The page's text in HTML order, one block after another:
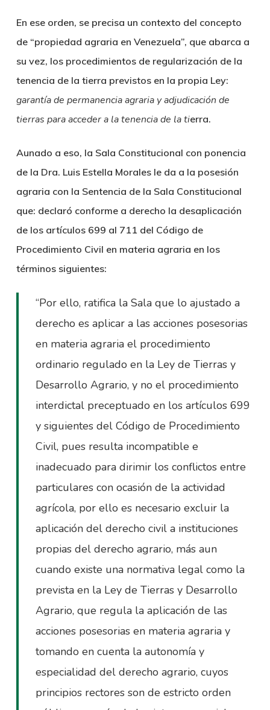
En ese orden, se precisa un contexto del concepto
de “propiedad agraria en Venezuela”, que abarca a
su vez, los procedimientos de regularización de la
tenencia de la tierra previstos en la propia Ley:
garantía de permanencia agraria y adjudicación de
tierras para acceder a la tenencia de la tierra.
Aunado a eso, la Sala Constitucional con ponencia
de la Dra. Luis Estella Morales le da a la posesión
agraria con la Sentencia de la Sala Constitucional
que: declaró conforme a derecho la desaplicación
de los artículos 699 al 711 del Código de
Procedimiento Civil en materia agraria en los
términos siguientes:
“Por ello, ratifica la Sala que lo ajustado a
derecho es aplicar a las acciones posesorias
en materia agraria el procedimiento
ordinario regulado en la Ley de Tierras y
Desarrollo Agrario, y no el procedimiento
interdictal preceptuado en los artículos 699
y siguientes del Código de Procedimiento
Civil, pues resulta incompatible e
inadecuado para dirimir los conflictos entre
particulares con ocasión de la actividad
agrícola, por ello es necesario excluir la
aplicación del derecho civil a instituciones
propias del derecho agrario, más aun
cuando existe una normativa legal como la
prevista en la Ley de Tierras y Desarrollo
Agrario, que regula la aplicación de las
acciones posesorias en materia agraria y
tomando en cuenta la autonomía y
especialidad del derecho agrario, cuyos
principios rectores son de estricto orden